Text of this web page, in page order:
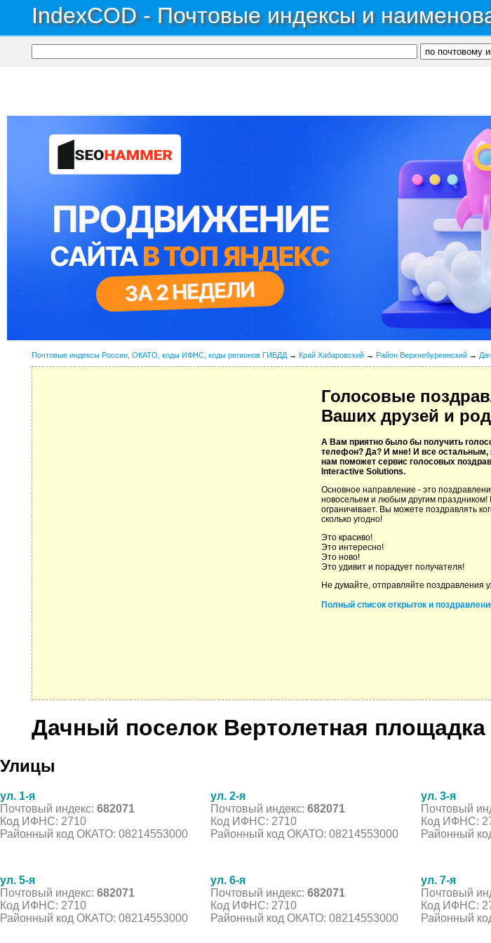
IndexCOD - Почтовые индексы и
Почтовые индексы России, ОКАТО, коды ИФНС, коды регионов ГИБДД → Край Хабаровский → Район Верхнебуреинский →
Голосовые
Ваших друзей и
А Вам приятно было бы получить
телефон? Да? И мне! И все остальным,
нам поможет сервис голосовых
Interactive Solutions.
Основное направление - это
новосельем и любым другим праздником!
ограничивает. Вы можете поздравлять
сколько угодно!
Это красиво!
Это интересно!
Это ново!
Это удивит и порадует получателя!
Не думайте, отправляйте поздравления
Полный список открыток и
Дачный поселок Вертолетная площадка
Улицы
ул. 1-я
Почтовый индекс: 682071
Код ИФНС: 2710
Районный код ОКАТО: 08214553000
ул. 2-я
Почтовый индекс: 682071
Код ИФНС: 2710
Районный код ОКАТО: 08214553000
ул. 3-я
Почтовый
Код ИФНС:
Районный
ул. 5-я
Почтовый индекс: 682071
Код ИФНС: 2710
Районный код ОКАТО: 08214553000
ул. 6-я
Почтовый индекс: 682071
Код ИФНС: 2710
Районный код ОКАТО: 08214553000
ул. 7-я
Почтовый
Код ИФНС:
Районный